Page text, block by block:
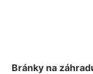
Bránky na